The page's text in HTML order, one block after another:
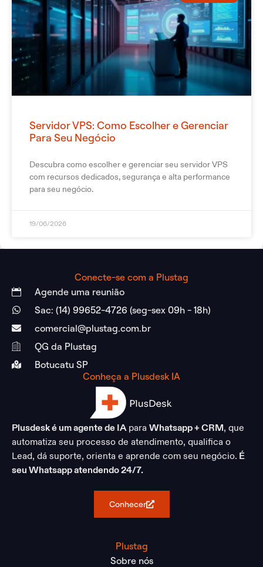
Servidor VPS: Como Escolher e Gerenciar
Para Seu Negócio
Descubra como escolher e gerenciar seu servidor VPS
com recursos dedicados, segurança e alta performance
para seu negócio.
19/06/2026
Conecte-se com a Plustag
Agende uma reunião
Sac: (14) 99652-4726 (seg-sex 09h - 18h)
comercial@plustag.com.br
QG da Plustag
Botucatu SP
Conheça a Plusdesk IA
Plusdesk é um agente de IApara Whatsapp + CRM, que
automatiza seu processo de atendimento, qualifica o
Lead, dá suporte, orienta e aprende com seu negócio. É
seu Whatsapp atendendo 24/7.
Conhecer
Plustag
Sobre nós